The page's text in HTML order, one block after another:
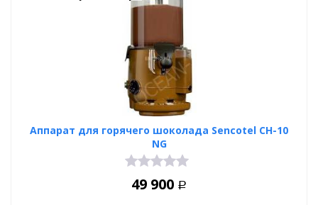
Аппарат для горячего шоколада Sencotel CH-10
NG
менеджеров
49 900 Р